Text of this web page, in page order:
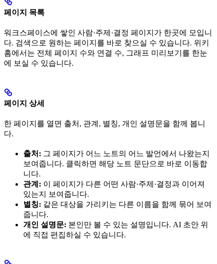
페이지 목록
워크스페이스에 쌓인 사람·주제·결정 페이지가 한곳에 모입니
다. 검색으로 원하는 페이지를 바로 찾으실 수 있습니다. 위키
홈에서는 전체 페이지 수와 연결 수, 그래프 미리보기를 한눈
에 보실 수 있습니다.
페이지 상세
한 페이지를 열면 출처, 관계, 별칭, 개인 설명문을 함께 봅니
다.
출처: 그 페이지가 어느 노트의 어느 발언에서 나왔는지
보여줍니다. 클릭하면 해당 노트 문단으로 바로 이동합
니다.
관계: 이 페이지가 다른 어떤 사람·주제·결정과 이어져
있는지 보여줍니다.
별칭: 같은 대상을 가리키는 다른 이름을 함께 묶어 보여
줍니다.
개인 설명문: 본인만 볼 수 있는 설명입니다. AI 초안 위
에 직접 편집하실 수 있습니다.